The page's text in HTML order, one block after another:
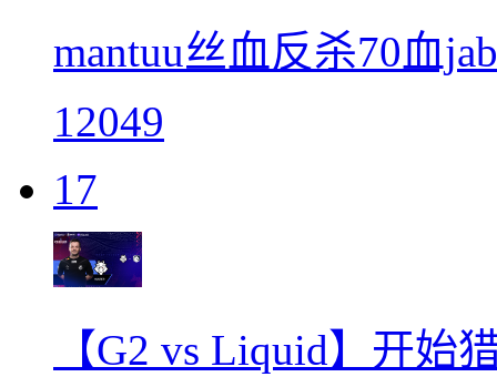
mantuu丝血反杀70血
12049
17
【G2 vs Liquid】开始